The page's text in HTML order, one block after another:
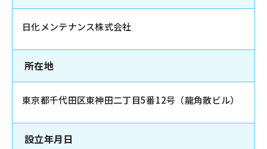
日化メンテナンス株式会社
所在地
東京都千代田区東神田二丁目5番12号（龍角散ビル）
設立年月日